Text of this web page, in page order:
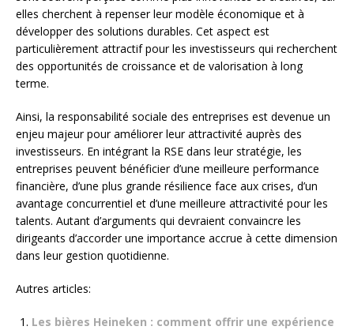
elles cherchent à repenser leur modèle économique et à
développer des solutions durables. Cet aspect est
particulièrement attractif pour les investisseurs qui recherchent
des opportunités de croissance et de valorisation à long
terme.
Ainsi, la responsabilité sociale des entreprises est devenue un
enjeu majeur pour améliorer leur attractivité auprès des
investisseurs. En intégrant la RSE dans leur stratégie, les
entreprises peuvent bénéficier d’une meilleure performance
financière, d’une plus grande résilience face aux crises, d’un
avantage concurrentiel et d’une meilleure attractivité pour les
talents. Autant d’arguments qui devraient convaincre les
dirigeants d’accorder une importance accrue à cette dimension
dans leur gestion quotidienne.
Autres articles:
Les bières Heineken : comment offrir une expérience